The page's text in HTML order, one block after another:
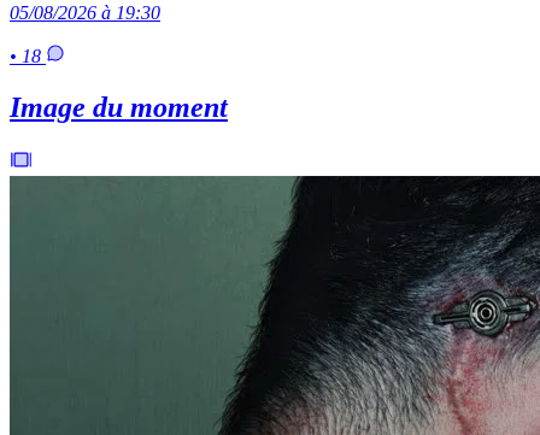
05/08/2026 à 19:30
• 18
Image du moment